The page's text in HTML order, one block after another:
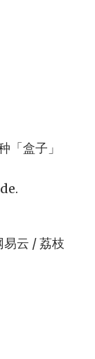
「盒子」
云 / 荔枝